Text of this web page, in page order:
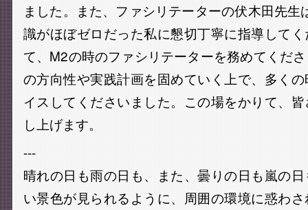
ました。また、ファシリテーターの伏木田先生
識がほぼゼロだった私に懇切丁寧に指導して
て、M2の時のファシリテーターを務めてくだ
の方向性や実践計画を固めていく上で、多く
イスしてくださいました。この場をかりて、
し上げます。
---
晴れの日も雨の日も、また、曇りの日も嵐の
い景色が見られるように、周囲の環境に惑わ